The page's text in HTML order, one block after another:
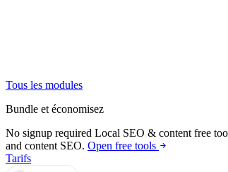
Tous les modules
Bundle et économisez
No signup required Local SEO & content free
and content SEO. Open free tools
Tarifs